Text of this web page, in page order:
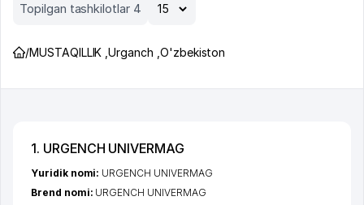
Topilgan tashkilotlar 4
/MUSTAQILLIK ,Urganch O'zbekiston
1. URGENCH UNIVERMAG
Yuridik nomi: URGENCH UNIVERMAG
Brend nomi: URGENCH UNIVERMAG